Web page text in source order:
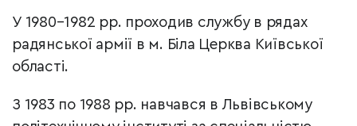
У 1980–1982 рр. проходив службу в рядах
радянської армії в м. Біла Церква Київської
області.
З 1983 по 1988 рр. навчався в Львівському